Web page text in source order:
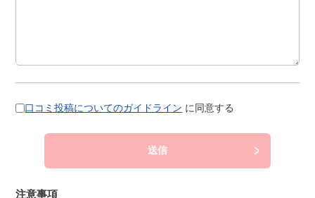
口コミ投稿についてのガイドライン に同意する
送信
注意事項